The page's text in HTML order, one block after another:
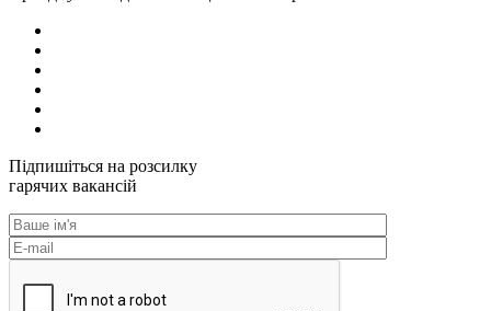
Підпишіться на розсилку
гарячих вакансій